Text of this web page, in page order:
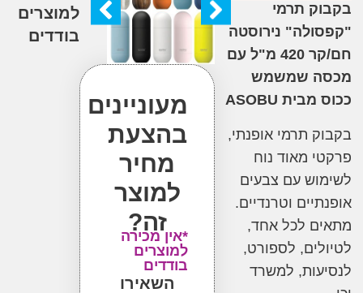
תרמי
נירוסטה
חם/קר 420 מ"ל עם
שמשמש
מביתASOBU
תרמי אופנתי,
מאוד נוח
עם צבעים
וטרנדיים.
לכל אחד,
לספורט,
למשרד
מעוניינים
בהצעת
מחיר
למוצר
*אין מכירה
למוצרים
בודדים
השאירו
למוצרים
בודדים